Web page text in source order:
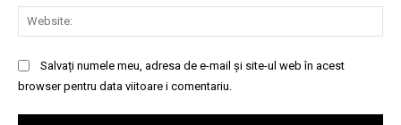
Salvați numele meu, adresa de e-mail și site-ul web în acest
browser pentru data viitoare i comentariu.